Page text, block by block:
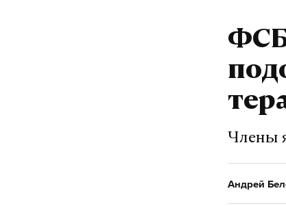
ФСБ
Члены
Андрей